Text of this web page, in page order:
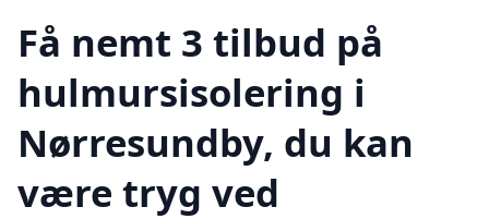
Få nemt 3 tilbud på
hulmursisolering i
Nørresundby, du kan
være tryg ved